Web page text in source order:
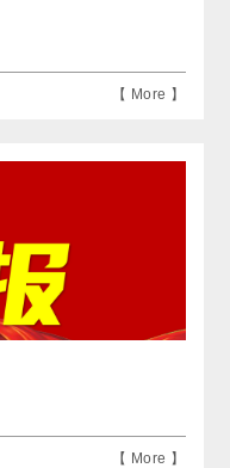
【 More 】
【 More 】